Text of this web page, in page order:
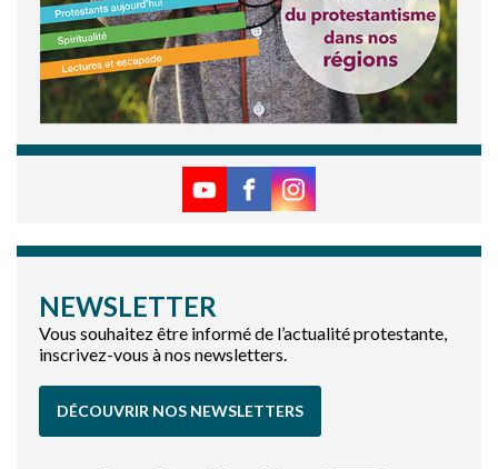
NEWSLETTER
Vous souhaitez être informé de l’actualité protestante,
inscrivez-vous à nos newsletters.
DÉCOUVRIR NOS NEWSLETTERS